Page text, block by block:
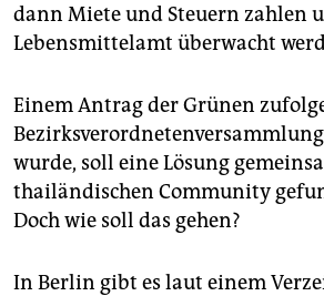
dann Miete und Steuern zahlen
Lebensmittelamt überwacht
Einem Antrag der Grünen
wurde, soll eine Lösung
thailändischen Community
Doch wie soll das gehen?
In Berlin gibt es laut einem